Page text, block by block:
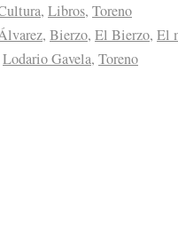
, Libros, Toreno
, Bierzo, El Bierzo, El
Lodario Gavela, Toreno